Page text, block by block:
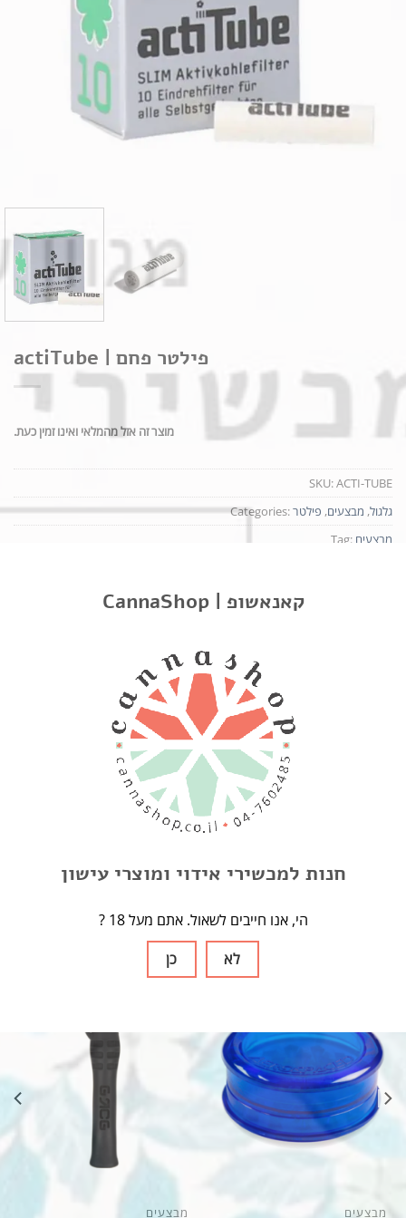
CannaShop | קאנאשופ
חנות למכשירי אידוי ומוצרי עישון
? הי, אנו חייבים לשאול. אתם מעל 18
כן
לא
פילטר פחם | actiTube
מוצר זה אזל מהמלאי ואינו זמין כעת.
SKU:ACTI-TUBE
Categories:
גלגול, מבצעים, פילטר
Tag: מבצעים
חבילה של פילטרים מפחם ActiTube
פילטר פחם רב פעמי, המופק ממקורות טבעיים ובעל ספיקגה טובה
יותר של חומרים מזיקים. הפילטר מספק תחושת עישון נעימה יותר
מוצרים קשורים
מבצעים מבצעים